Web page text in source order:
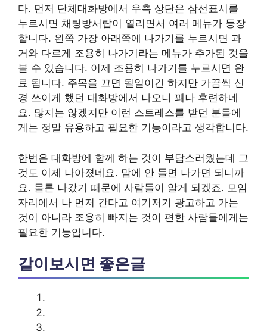
다. 먼저 단체대화방에서 우측 상단은 삼선표시를
누르시면 채팅방서랍이 열리면서 여러 메뉴가 등장
합니다. 왼쪽 가장 아래쪽에 나가기를 누르시면 과
거와 다르게 조용히 나가기라는 메뉴가 추가된 것을
볼 수 있습니다. 이제 조용히 나가기를 누르시면 완
료 됩니다. 주목을 끄면 될일이긴 하지만 가끔씩 신
경 쓰이게 했던 대화방에서 나오니 꽤나 후련하네
요. 많지는 않겠지만 이런 스트레스를 받던 분들에
게는 정말 유용하고 필요한 기능이라고 생각합니다.
한번은 대화방에 함께 하는 것이 부담스러웠는데 그
것도 이제 나아졌네요. 맘에 안 들면 나가면 되니까
요. 물론 나갔기 때문에 사람들이 알게 되겠죠. 모임
자리에서 나 먼저 간다고 여기저기 광고하고 가는
것이 아니라 조용히 빠지는 것이 편한 사람들에게는
필요한 기능입니다.
같이보시면 좋은글